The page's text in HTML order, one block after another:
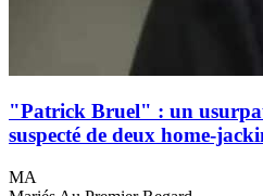
"Patrick Bruel" : un
suspecté de deux home-
MA